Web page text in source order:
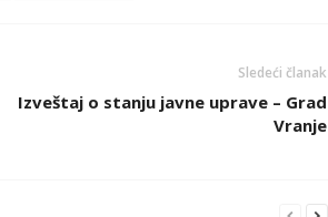
Sledeći članak
Izveštaj o stanju javne uprave – Grad
Vranje